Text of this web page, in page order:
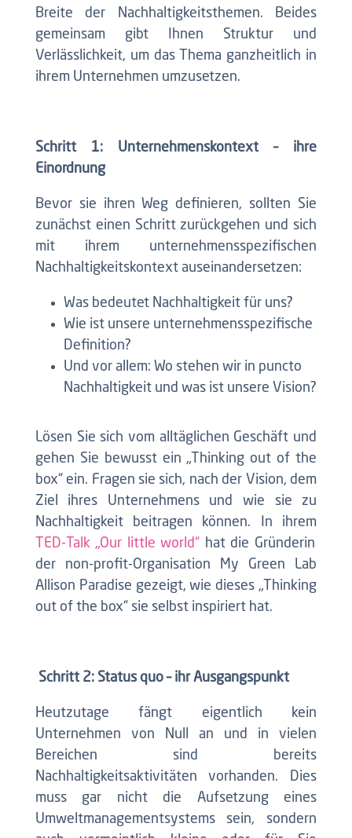
Breite der Nachhaltigkeitsthemen. Beides
gemeinsam gibt Ihnen Struktur und
Verlässlichkeit, um das Thema ganzheitlich in
ihrem Unternehmen umzusetzen.
Schritt 1: Unternehmenskontext – ihre
Einordnung
Bevor sie ihren Weg definieren, sollten Sie
zunächst einen Schritt zurückgehen und sich
mit ihrem unternehmensspezifischen
Nachhaltigkeitskontext auseinandersetzen:
Was bedeutet Nachhaltigkeit für uns?
Wie ist unsere unternehmensspezifische
Definition?
Und vor allem: Wo stehen wir in puncto
Nachhaltigkeit und was ist unsere Vision?
Lösen Sie sich vom alltäglichen Geschäft und
gehen Sie bewusst ein „Thinking out of the
box“ ein. Fragen sie sich, nach der Vision, dem
Ziel ihres Unternehmens und wie sie zu
Nachhaltigkeit beitragen können. In ihrem
TED-Talk „Our little world“ hat die Gründerin
der non-profit-Organisation My Green Lab
Allison Paradise gezeigt, wie dieses „Thinking
out of the box“ sie selbst inspiriert hat.
Schritt 2: Status quo – ihr Ausgangspunkt
Heutzutage fängt eigentlich kein
Unternehmen von Null an und in vielen
Bereichen sind bereits
Nachhaltigkeitsaktivitäten vorhanden. Dies
muss gar nicht die Aufsetzung eines
Umweltmanagementsystems sein, sondern